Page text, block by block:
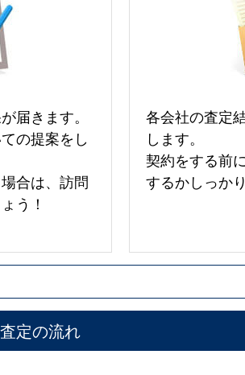
届きます。
の提案をし
合は、訪問
う！
各会社の査定
します。
契約をする前
するかしっか
定の流れ